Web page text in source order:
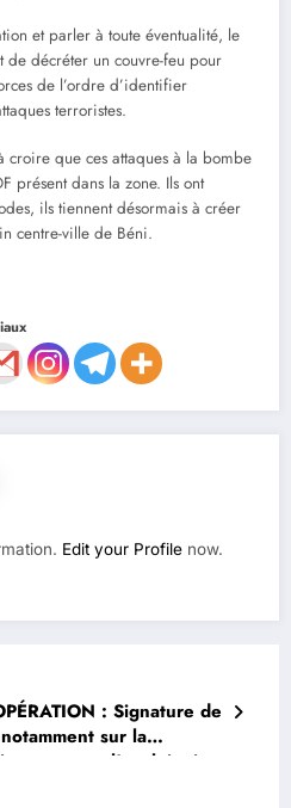
et parler à toute éventualité, le
décréter un couvre-feu pour
de l’ordre d’identifier
terroristes.
croire que ces attaques à la bombe
présent dans la zone. Ils ont
ils tiennent désormais à créer
centre-ville de Béni.
Edit your Profile now.
: Signature de
sur la
et l’exploitation